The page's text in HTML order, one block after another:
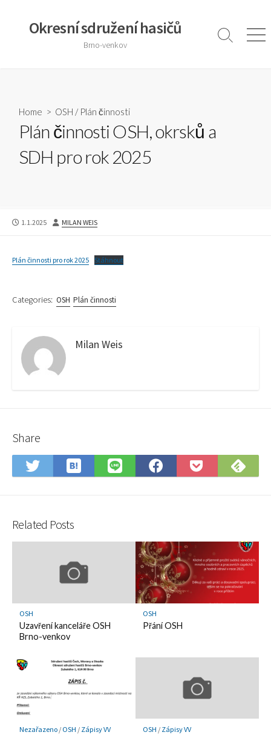
contentOkresní sdružení hasičů
Brno-venkov
Search
Home > OSH / Plán činnosti
Plán činnosti OSH, okrsků a
SDH pro rok 2025
PUBLISHED
1.1.2025 AUTHOR
MILAN WEIS
Plán činnosti pro rok 2025 Stáhnout
Categories: OSH Plán činnosti
Milan Weis
Share
Share
on
Save
to
Share
on
Share
on
Save
to
on
Related Posts
OSH
Uzavření kanceláře OSH
Brno-venkov
OSH
Přání OSH
Nezařazeno/ OSH / Zápisy VV OSH / Zápisy VV